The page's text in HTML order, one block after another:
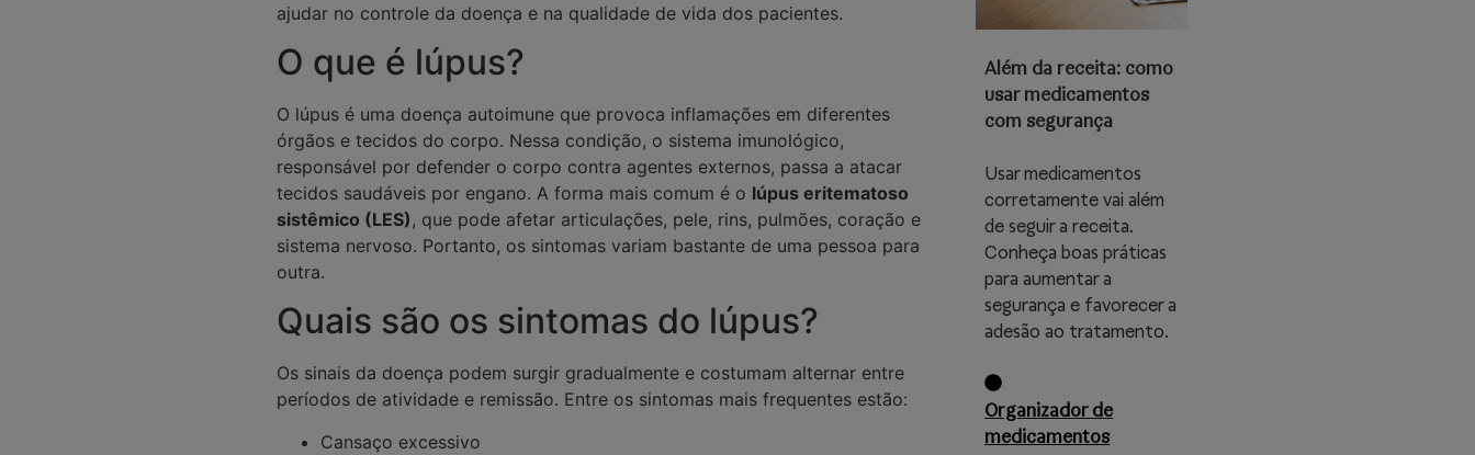
ajudar no controle da doença e na qualidade de vida dos pacientes.
O que é lúpus?
O lúpus é uma doença autoimune que provoca inflamações em diferentes
órgãos e tecidos do corpo. Nessa condição, o sistema imunológico,
responsável por defender o corpo contra agentes externos, passa a atacar
tecidos saudáveis por engano. A forma mais comum é o lúpus eritematoso
sistêmico (LES), que pode afetar articulações, pele, rins, pulmões, coração e
sistema nervoso. Portanto, os sintomas variam bastante de uma pessoa para
outra.
Quais são os sintomas do lúpus?
Os sinais da doença podem surgir gradualmente e costumam alternar entre
períodos de atividade e remissão. Entre os sintomas mais frequentes estão:
Cansaço excessivo
Além da receita: como
usar medicamentos
com segurança
Usar medicamentos
corretamente vai além
de seguir a receita.
Conheça boas práticas
para aumentar a
segurança e favorecer a
adesão ao tratamento.
Organizador de
medicamentos